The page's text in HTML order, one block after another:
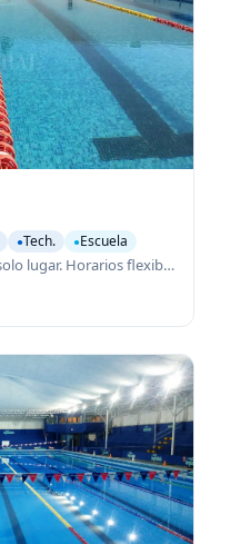
●Tech. ●Escuela
Piscina, gimnasio y pádel en un solo lugar. Horarios flexibles y reservas rápidas.